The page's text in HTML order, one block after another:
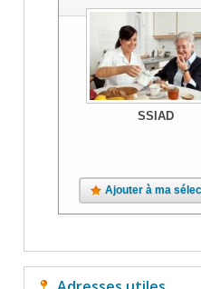
SSIAD
Ajouter à ma